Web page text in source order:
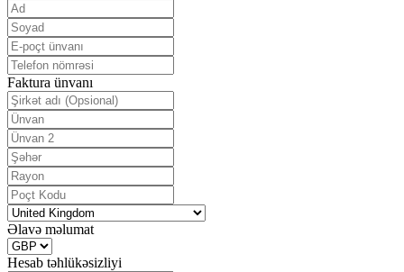
Faktura ünvanı
Əlavə məlumat
Hesab təhlükəsizliyi